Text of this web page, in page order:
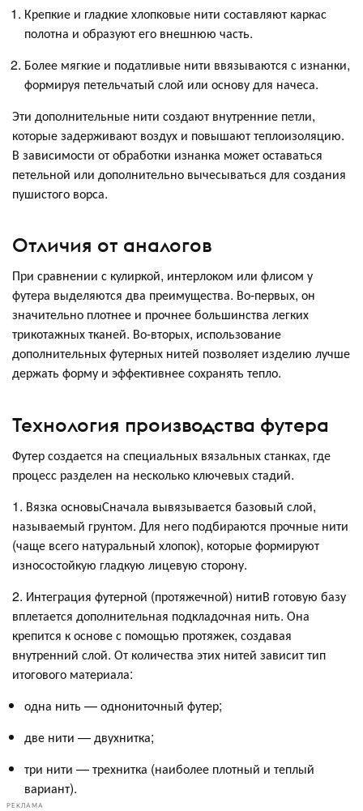
Крепкие и гладкие хлопковые нити составляют каркас
полотна и образуют его внешнюю часть.
Более мягкие и податливые нити ввязываются с изнанки,
формируя петельчатый слой или основу для начеса.
Эти дополнительные нити создают внутренние петли,
которые задерживают воздух и повышают теплоизоляцию.
В зависимости от обработки изнанка может оставаться
петельной или дополнительно вычесываться для создания
пушистого ворса.
Отличия от аналогов
При сравнении с кулиркой, интерлоком или флисом у
футера выделяются два преимущества. Во-первых, он
значительно плотнее и прочнее большинства легких
трикотажных тканей. Во-вторых, использование
дополнительных футерных нитей позволяет изделию лучше
держать форму и эффективнее сохранять тепло.
Технология производства футера
Футер создается на специальных вязальных станках, где
процесс разделен на несколько ключевых стадий.
1. Вязка основыСначала вывязывается базовый слой,
называемый грунтом. Для него подбираются прочные нити
(чаще всего натуральный хлопок), которые формируют
износостойкую гладкую лицевую сторону.
2. Интеграция футерной (протяжечной) нитиВ готовую базу
вплетается дополнительная подкладочная нить. Она
крепится к основе с помощью протяжек, создавая
внутренний слой. От количества этих нитей зависит тип
итогового материала:
одна нить — однониточный футер;
две нити — двухнитка;
три нити — трехнитка (наиболее плотный и теплый
вариант).
РЕКЛАМА